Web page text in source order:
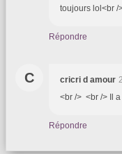
toujours lol<br /
Répondre
C cricri d amour
<br /> <br /> Il
Répondre